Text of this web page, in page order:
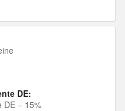
DE:
DE – 15%